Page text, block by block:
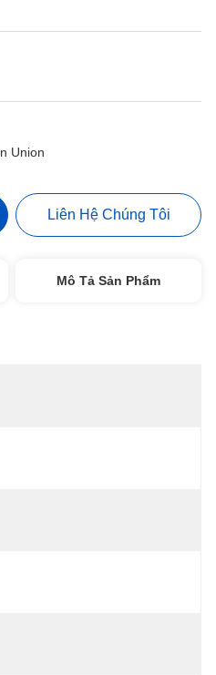
Union
Liên Hệ Chúng Tôi
Mô Tả Sản Phẩm